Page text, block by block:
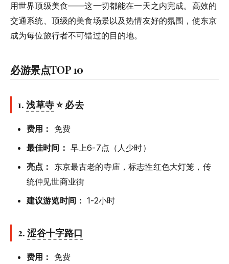
用世界顶级美食——这一切都能在一天之内完成。高效的
交通系统、顶级的美食场景以及热情友好的氛围，使东京
成为每位旅行者不可错过的目的地。
必游景点TOP 10
1.浅草寺⭐ 必去
费用：
免费
最佳时间： 早上6-7点（人少时）
亮点：
东京最古老的寺庙，标志性红色大灯笼，传
统仲见世商业街
建议游览时间： 1-2小时
2.涩谷十字路口
费用：
免费